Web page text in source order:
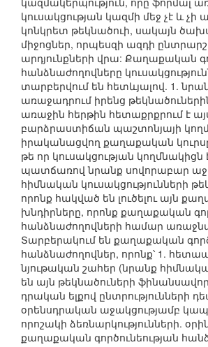
կուսակցության կազմի մեջ չէ և չի
կոնկրետ թեկնածուի, սակայն
միջոցներ, որպեսզի ազդի
արդյունքների վրա: Քաղաքական
հանձնաժողովները
տարբերվում են հետևյալով. 1.
առաջադրում իրենց
առաջին հերթին հետաքրքրում է
բարձրաստիճան պաշտոնյայի
իրականացվող քաղաքական կուրսը,
թե որ կուսակցության կողմնակիցն
պատճառով նրանք սովորաբար
հիմնական կուսակցությունների
որոնք հակված են լուծելու այն
խնդիրները, որոնք քաղաքական
հանձնաժողովների համար
Տարբերակում են քաղաքական
հանձնաժողովներ, որոնք՝ 1.
նյութական շահեր (նրանք
են այն թեկնածուների
դրական ելքով ընտրությունների
օրենսդրական աջակցությամբ
որոշակի ձեռնարկությունների.
քաղաքական գործունեության